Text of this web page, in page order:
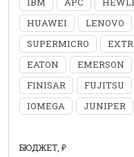
HUAWEI
LENOVO
SUPERMICRO
EATON
EMERSON
FINISAR
FUJITSU
IOMEGA
JUNIPER
БЮДЖЕТ, ₽